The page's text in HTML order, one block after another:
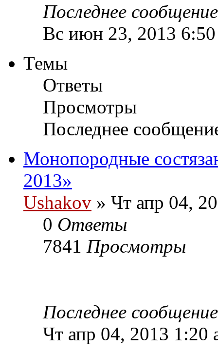
Последнее
Вс июн 23, 2013
Темы
Ответы
Просмотры
Последнее
Монопородные
2013»
Ushakov » Чт апр 04,
0 Ответы
7841 Просмотры
Последнее
Чт апр 04, 2013 1:20